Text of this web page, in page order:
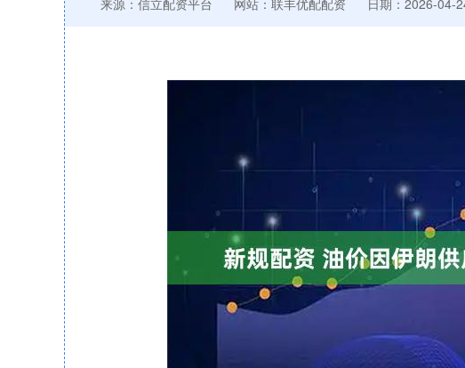
来源：信立配资平台 网站：联丰优配配资 日期：2026-04-